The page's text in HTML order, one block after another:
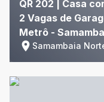
QR 202 | Casa
2 Vagas de
Metrô -
Samambaia